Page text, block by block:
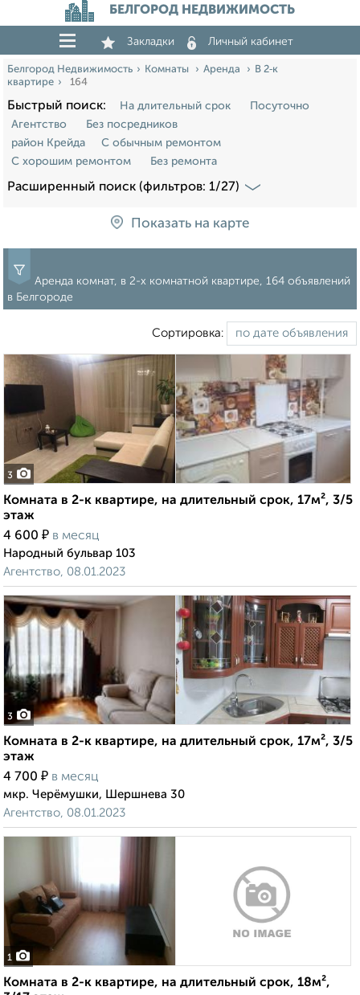
БЕЛГОРОД НЕДВИЖИМОСТЬ
Закладки Личный кабинет
Белгород Недвижимость Комнаты Аренда
В 2‑к
квартире
164
Быстрый поиск: На длительный срок
Посуточно
Агентство
Без посредников
район Крейда
С обычным ремонтом
С хорошим ремонтом
Без ремонта
Расширенный поиск (фильтров: 1/27)
Показать на карте
Аренда комнат, в 2-х комнатной квартире, 164 объявлений
в Белгороде
Сортировка:
3
Комната в 2-к квартире, на длительный срок, 17м², 3/5
этаж
4 600 ₽ в месяц
Народный бульвар 103
Агентство, 08.01.2023
3
Комната в 2-к квартире, на длительный срок, 17м², 3/5
этаж
4 700 ₽ в месяц
мкр. Черёмушки, Шершнева 30
Агентство, 08.01.2023
1
Комната в 2-к квартире, на длительный срок, 18м²,